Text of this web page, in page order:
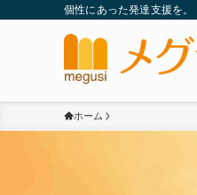
個性にあった発達支援を。
ホーム